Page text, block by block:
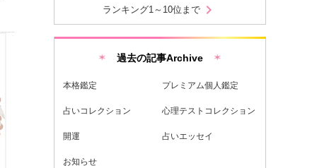
ランキング1～10位まで chevron_right
過去の記事Archive
本格鑑定 プレミアム個人鑑定
占いコレクション 心理テストコレクション
開運 占いエッセイ
お知らせ